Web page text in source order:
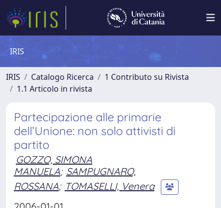
IRIS
IRIS Catalogo Ricerca
1 Contributo su Rivista
1.1 Articolo in rivista
Partecipazione alle primarie
dell’Unione: non solo attivisti di
partito
GOZZO, SIMONA
MANUELA; SAMPUGNARO,
ROSSANA; TOMASELLI, Venera